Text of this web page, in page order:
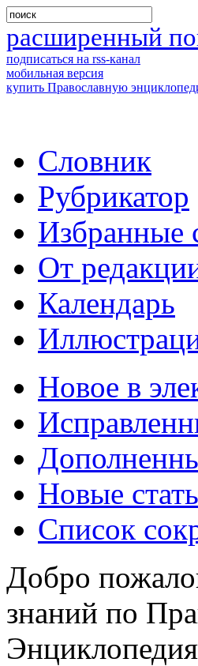
расширенный
подписаться на rss-канал
мобильная версия
купить Православную
Словник
Рубрикатор
Избранные
От
Календарь
Новое в
Новые
Список
Добро
знаний по